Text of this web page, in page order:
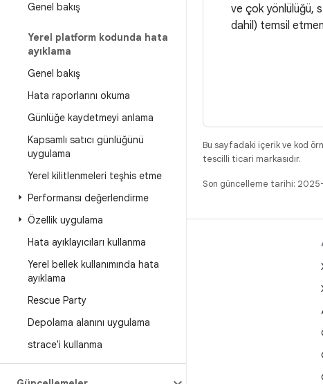
Genel bakış
Yerel platform kodunda hata
ayıklama
Genel bakış
Hata raporlarını okuma
Günlüğe kaydetmeyi anlama
Kapsamlı satıcı günlüğünü
uygulama
Yerel kilitlenmeleri teşhis etme
Performansı değerlendirme
Özellik uygulama
Hata ayıklayıcıları kullanma
Yerel bellek kullanımında hata
ayıklama
Rescue Party
Depolama alanını uygulama
strace'i kullanma
ve çok yönlülüğü,
dahil) temsil
Bu sayfadaki içerik ve kod
tescilli ticari markasıdır.
Son güncelleme tarihi:
DERLEME
Android kod deposu
Sürücü ikili programları